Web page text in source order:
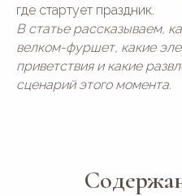
где стартует праздник.
В статье рассказываем,
велком-фуршет, какие
приветствия и какие
сценарий этого момента.